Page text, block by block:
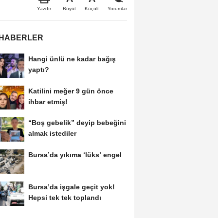
Yazdır Büyüt Küçült Yorumlar
Hangi ünlü ne kadar bağış
yaptı?
Katilini meğer 9 gün önce
ihbar etmiş!
“Boş gebelik” deyip bebeğini
almak istediler
Bursa’da yıkıma ‘lüks’ engel
Bursa’da işgale geçit yok!
Hepsi tek tek toplandı